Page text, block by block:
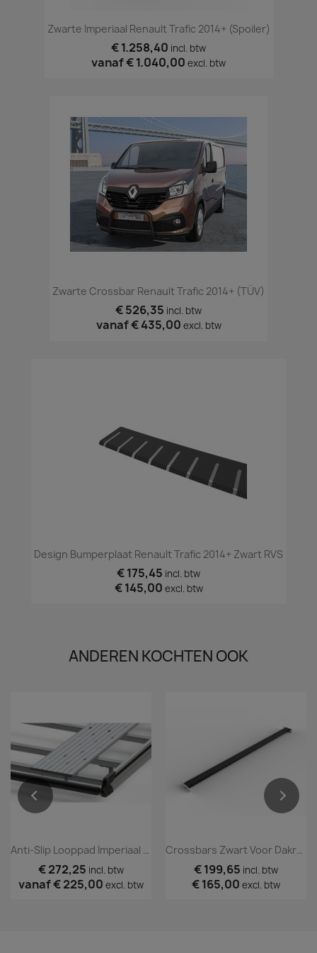
Zwarte Imperiaal Renault Trafic 2014+ (spoiler)
€ 1.258,40 incl. btw
vanaf€ 1.040,00 excl. btw
Zwarte Crossbar Renault Trafic 2014+ (TÜV)
€ 526,35 incl. btw
vanaf€ 435,00 excl. btw
Design Bumperplaat Renault Trafic 2014+ Zwart RVS
€ 175,45 incl. btw
€ 145,00 excl. btw
ANDEREN KOCHTEN OOK
Anti-Slip Looppad Imperiaal Lengte 1
€ 272,25 incl. btw
vanaf€ 225,00 excl. btw
Crossbars Zwart Voor Dakrail Systeem (set Van 2)
€ 199,65 incl. btw
€ 165,00 excl. btw